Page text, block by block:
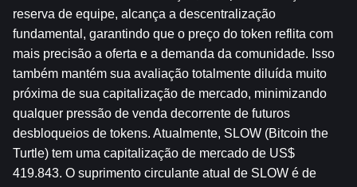
reserva de equipe, alcança a descentralização
fundamental, garantindo que o preço do token reflita com
mais precisão a oferta e a demanda da comunidade. Isso
também mantém sua avaliação totalmente diluída muito
próxima de sua capitalização de mercado, minimizando
qualquer pressão de venda decorrente de futuros
desbloqueios de tokens. Atualmente, SLOW (Bitcoin the
Turtle) tem uma capitalização de mercado de US$
419.843. O suprimento circulante atual de SLOW é de